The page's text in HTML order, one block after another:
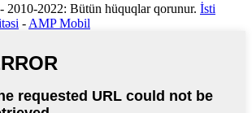
2010-2022: Bütün hüquqlar qorunur. İsti
- AMP Mobil